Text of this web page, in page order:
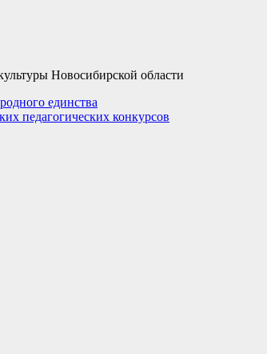
Новосибирской области
единства
педагогических конкурсов